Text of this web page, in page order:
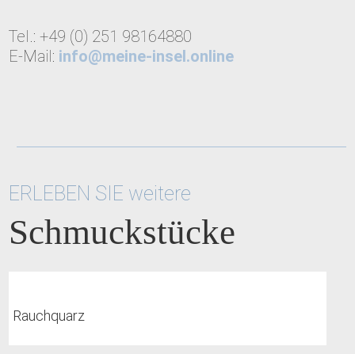
Tel.: +49 (0) 251 98164880
E-Mail: info@meine-insel.online
ERLEBEN SIE weitere
Schmuckstücke
Rauchquarz